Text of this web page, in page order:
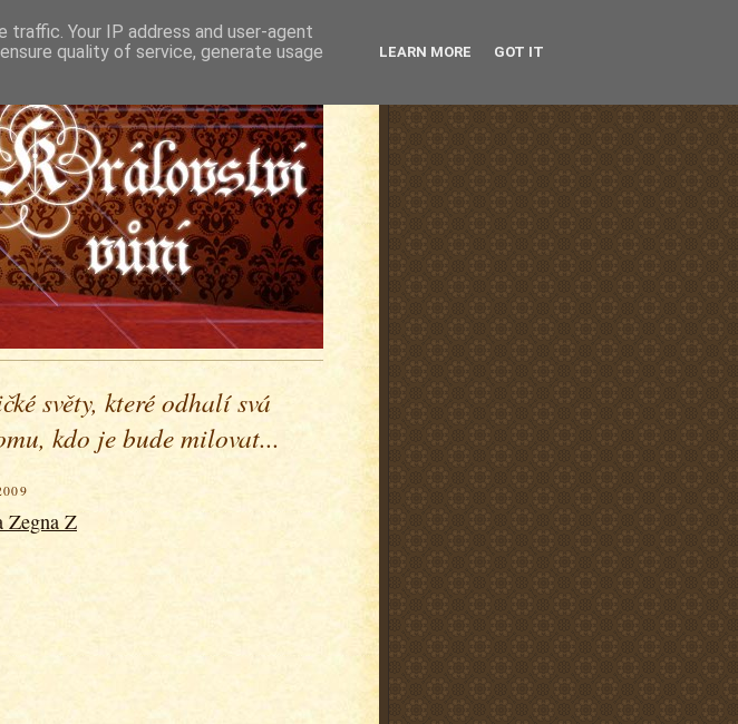
světy, které odhalí svá
kdo je bude milovat...
Zegna Z
Your IP address and user-agent
quality of service, generate usage
LEARN MORE GOT IT